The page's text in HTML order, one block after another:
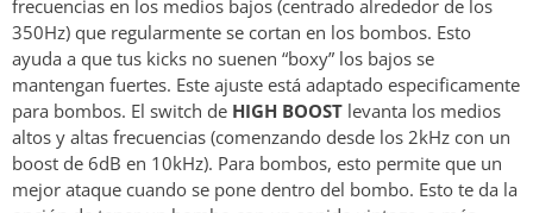
frecuencias en los medios bajos (centrado alrededor de los
350Hz) que regularmente se cortan en los bombos. Esto
ayuda a que tus kicks no suenen “boxy” los bajos se
mantengan fuertes. Este ajuste está adaptado especificamente
para bombos. El switch de HIGH BOOST levanta los medios
altos y altas frecuencias (comenzando desde los 2kHz con un
boost de 6dB en 10kHz). Para bombos, esto permite que un
mejor ataque cuando se pone dentro del bombo. Esto te da la